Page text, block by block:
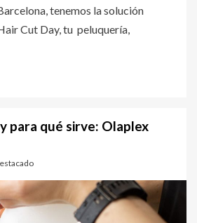
tenemos la solución
Cut Day, tu peluquería,
para qué sirve: Olaplex